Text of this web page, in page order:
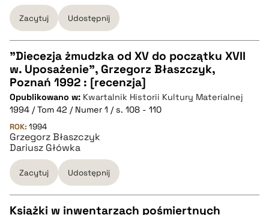
BIBTEX
pobierz cytat
Zacytuj Udostępnij
CZYSTY TEKST
pobierz cytat
BIBTEX
pobierz cytat
"Diecezja żmudzka od XV do początku XVII
w. Uposażenie", Grzegorz Błaszczyk,
Poznań 1992 : [recenzja]
Opublikowano w: Kwartalnik Historii Kultury Materialnej
1994 / Tom 42 / Numer 1 / s. 108 - 110
ROK: 1994
Grzegorz Błaszczyk
Dariusz Główka
Zacytuj Udostępnij
Książki w inwentarzach pośmiertnych